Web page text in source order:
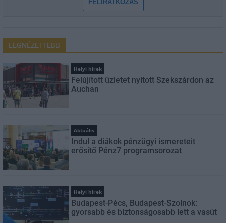
FELIRATKOZÁS
LEGNÉZETTEBB
Helyi hírek
Felújított üzletet nyitott Szekszárdon az
Auchan
Aktuális
Indul a diákok pénzügyi ismereteit
erősítő Pénz7 programsorozat
Helyi hírek
Budapest-Pécs, Budapest-Szolnok:
gyorsabb és biztonságosabb lett a vasút